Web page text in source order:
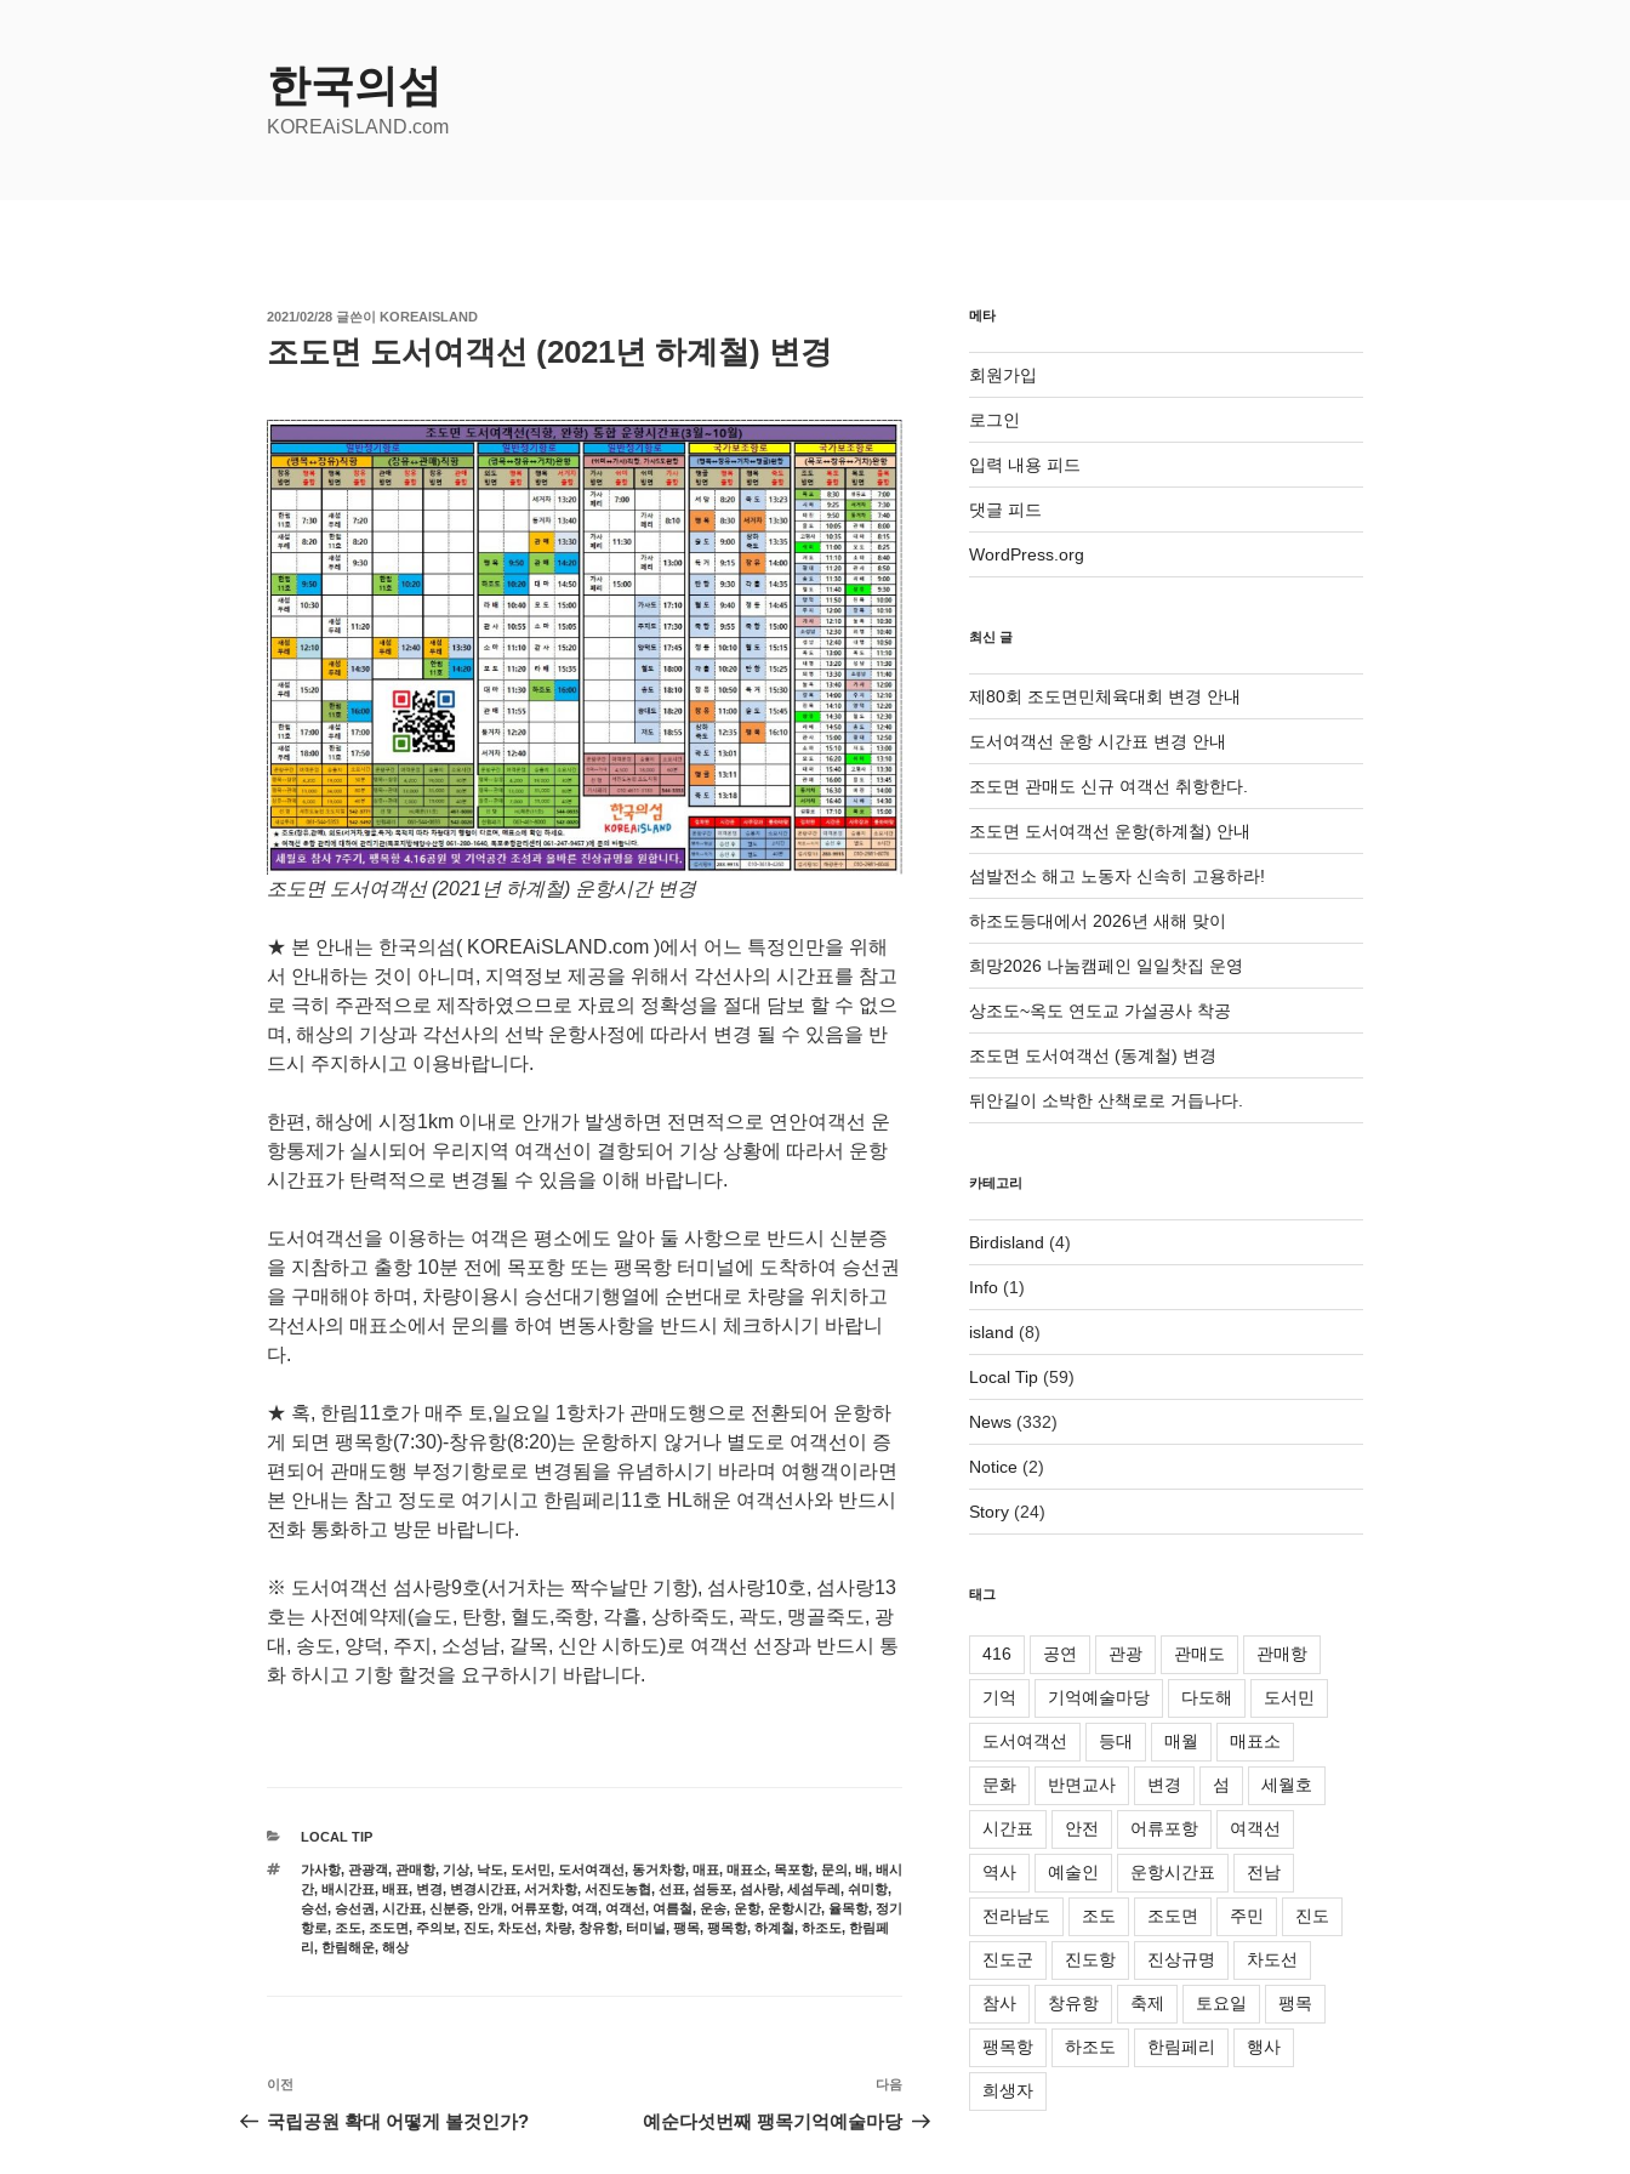
한국의섬
KOREAiSLAND.com
작
일
2021/02/28 글쓴이 KOREAISLAND
조도면 도서여객선 (2021년 하계철) 변경
조도면 도서여객선 (2021년 하계철) 운항시간 변경
★ 본 안내는 한국의섬( KOREAiSLAND.com )에서 어느 특정인만을 위해
서 안내하는 것이 아니며, 지역정보 제공을 위해서 각선사의 시간표를 참고
로 극히 주관적으로 제작하였으므로 자료의 정확성을 절대 담보 할 수 없으
며, 해상의 기상과 각선사의 선박 운항사정에 따라서 변경 될 수 있음을 반
드시 주지하시고 이용바랍니다.
한편, 해상에 시정1km 이내로 안개가 발생하면 전면적으로 연안여객선 운
항통제가 실시되어 우리지역 여객선이 결항되어 기상 상황에 따라서 운항
시간표가 탄력적으로 변경될 수 있음을 이해 바랍니다.
도서여객선을 이용하는 여객은 평소에도 알아 둘 사항으로 반드시 신분증
을 지참하고 출항 10분 전에 목포항 또는 팽목항 터미널에 도착하여 승선권
을 구매해야 하며, 차량이용시 승선대기행열에 순번대로 차량을 위치하고
각선사의 매표소에서 문의를 하여 변동사항을 반드시 체크하시기 바랍니
다.
★ 혹, 한림11호가 매주 토,일요일 1항차가 관매도행으로 전환되어 운항하
게 되면 팽목항(7:30)-창유항(8:20)는 운항하지 않거나 별도로 여객선이 증
편되어 관매도행 부정기항로로 변경됨을 유념하시기 바라며 여행객이라면
본 안내는 참고 정도로 여기시고 한림페리11호 HL해운 여객선사와 반드시
전화 통화하고 방문 바랍니다.
※ 도서여객선 섬사랑9호(서거차는 짝수날만 기항), 섬사랑10호, 섬사랑13
호는 사전예약제(슬도, 탄항, 혈도,죽항, 각흘, 상하죽도, 곽도, 맹골죽도, 광
대, 송도, 양덕, 주지, 소성남, 갈목, 신안 시하도)로 여객선 선장과 반드시 통
화 하시고 기항 할것을 요구하시기 바랍니다.
카
고
리
LOCAL TIP
태
그
가사항, 관광객, 관매항, 기상, 낙도, 도서민, 도서여객선, 동거차항, 매표, 매표소, 목포항, 문의, 배, 배시
간, 배시간표, 배표, 변경, 변경시간표, 서거차항, 서진도농협, 선표, 섬등포, 섬사랑, 세섬두레, 쉬미항,
승선, 승선권, 시간표, 신분증, 안개, 어류포항, 여객, 여객선, 여름철, 운송, 운항, 운항시간, 율목항, 정기
항로, 조도, 조도면, 주의보, 진도, 차도선, 차량, 창유항, 터미널, 팽목, 팽목항, 하계철, 하조도, 한림페
리, 한림해운, 해상
글
탐
이
전
이전
국립공원 확대 어떻게 볼것인가?
다
음
다음
예순다섯번째 팽목기억예술마당
메타
회원가입
로그인
입력 내용 피드
댓글 피드
WordPress.org
최신 글
제80회 조도면민체육대회 변경 안내
도서여객선 운항 시간표 변경 안내
조도면 관매도 신규 여객선 취항한다.
조도면 도서여객선 운항(하계철) 안내
섬발전소 해고 노동자 신속히 고용하라!
하조도등대에서 2026년 새해 맞이
희망2026 나눔캠페인 일일찻집 운영
상조도~옥도 연도교 가설공사 착공
조도면 도서여객선 (동계철) 변경
뒤안길이 소박한 산책로로 거듭나다.
카테고리
Birdisland (4)
Info(1)
island (8)
Local Tip(59)
News(332)
Notice(2)
Story(24)
태그
416 공연 관광 관매도 관매항
기억 기억예술마당 다도해 도서민
도서여객선 등대 매월 매표소
문화 반면교사 변경 섬 세월호
시간표 안전 어류포항 여객선
역사 예술인 운항시간표 전남
전라남도 조도 조도면 주민 진도
진도군 진도항 진상규명 차도선
참사 창유항 축제 토요일 팽목
팽목항 하조도 한림페리 행사
희생자